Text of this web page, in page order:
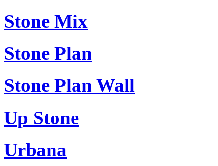
Stone Mix
Stone Plan
Stone Plan Wall
Up Stone
Urbana